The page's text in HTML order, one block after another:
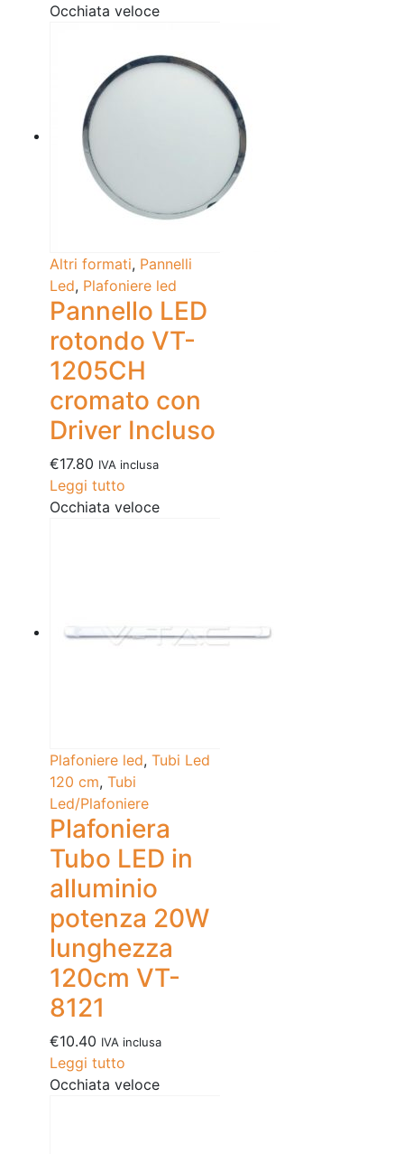
Occhiata veloce
Altri formati, Pannelli
Led, Plafoniere led
Pannello LED
rotondo VT-
1205CH
cromato con
Driver Incluso
€17.80 IVA inclusa
Leggi tutto
Occhiata veloce
Plafoniere led, Tubi Led
120 cm, Tubi
Led/Plafoniere
Plafoniera
Tubo LED in
alluminio
potenza 20W
lunghezza
120cm VT-
8121
€10.40 IVA inclusa
Leggi tutto
Occhiata veloce